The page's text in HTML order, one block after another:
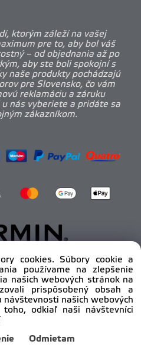
ktorým záleží na vašej
pre to, aby bol váš
– od objednania až po
aby ste boli spokojní s
naše produkty pochádzajú
pre Slovensko, čo vám
reklamáciu a záruku
nás vyberiete a pridáte sa
zákazníkom.
pro-body.sk, All rights
DAHA s.r.o.
ClickEshop.sk
cookies. Súbory cookie a
používame na zlepšenie
našich webových stránok na
prispôsobený obsah a
návštevnosti našich webových
odkiaľ naši návštevníci
Odmietam